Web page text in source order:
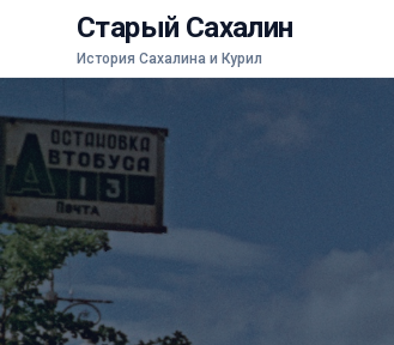
Старый Сахалин
История Сахалина и Курил